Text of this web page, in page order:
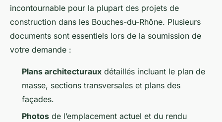
incontournable pour la plupart des projets de
construction dans les Bouches-du-Rhône. Plusieurs
documents sont essentiels lors de la soumission de
votre demande :
Plans architecturaux détaillés incluant le plan de
masse, sections transversales et plans des
façades.
Photos de l’emplacement actuel et du rendu